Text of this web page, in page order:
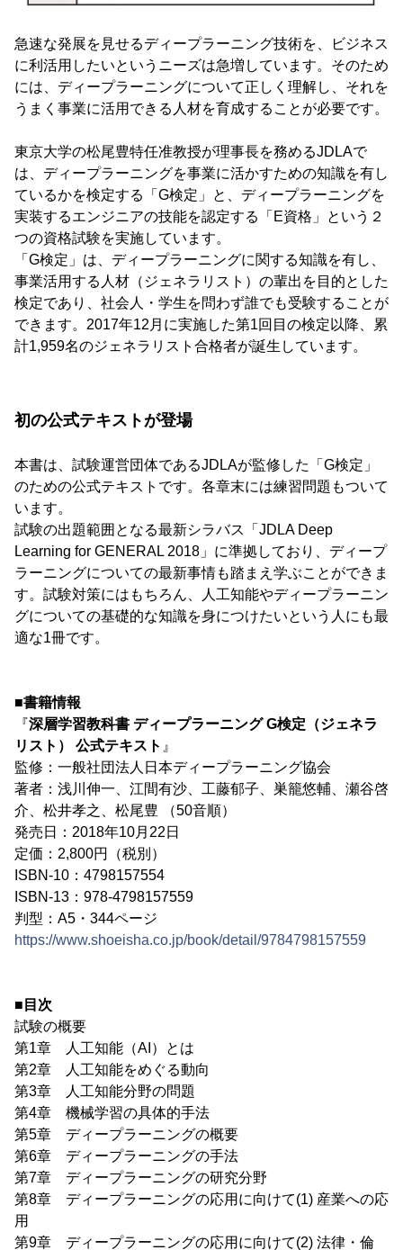
急速な発展を見せるディープラーニング技術を、ビジネス
に利活用したいというニーズは急増しています。そのため
には、ディープラーニングについて正しく理解し、それを
うまく事業に活用できる人材を育成することが必要です。
東京大学の松尾豊特任准教授が理事長を務めるJDLAで
は、ディープラーニングを事業に活かすための知識を有し
ているかを検定する「G検定」と、ディープラーニングを
実装するエンジニアの技能を認定する「E資格」という２
つの資格試験を実施しています。
「G検定」は、ディープラーニングに関する知識を有し、
事業活用する人材（ジェネラリスト）の輩出を目的とした
検定であり、社会人・学生を問わず誰でも受験することが
できます。2017年12月に実施した第1回目の検定以降、累
計1,959名のジェネラリスト合格者が誕生しています。
初の公式テキストが登場
本書は、試験運営団体であるJDLAが監修した「G検定」
のための公式テキストです。各章末には練習問題もついて
います。
試験の出題範囲となる最新シラバス「JDLA Deep
Learning for GENERAL 2018」に準拠しており、ディープ
ラーニングについての最新事情も踏まえ学ぶことができま
す。試験対策にはもちろん、人工知能やディープラーニン
グについての基礎的な知識を身につけたいという人にも最
適な1冊です。
■書籍情報
『深層学習教科書 ディープラーニング G検定（ジェネラ
リスト） 公式テキスト 』
監修：一般社団法人日本ディープラーニング協会
著者：浅川伸一、江間有沙、工藤郁子、巣籠悠輔、瀬谷啓
介、松井孝之、松尾豊 （50音順）
発売日：2018年10月22日
定価：2,800円（税別）
ISBN-10：4798157554
ISBN-13：978-4798157559
判型：A5・344ページ
https://www.shoeisha.co.jp/book/detail/9784798157559
■目次
試験の概要
第1章 人工知能（AI）とは
第2章 人工知能をめぐる動向
第3章 人工知能分野の問題
第4章 機械学習の具体的手法
第5章 ディープラーニングの概要
第6章 ディープラーニングの手法
第7章 ディープラーニングの研究分野
第8章 ディープラーニングの応用に向けて(1) 産業への応
用
第9章 ディープラーニングの応用に向けて(2) 法律・倫